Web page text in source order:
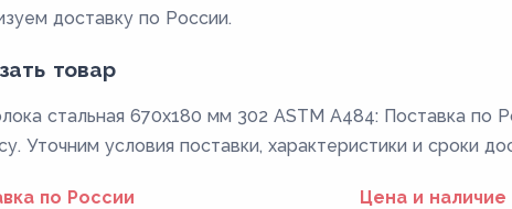
доставку по России.
товар
стальная 670х180 мм 302 ASTM A484: Поставка по
Уточним условия поставки, характеристики и сроки
по России Цена и наличие